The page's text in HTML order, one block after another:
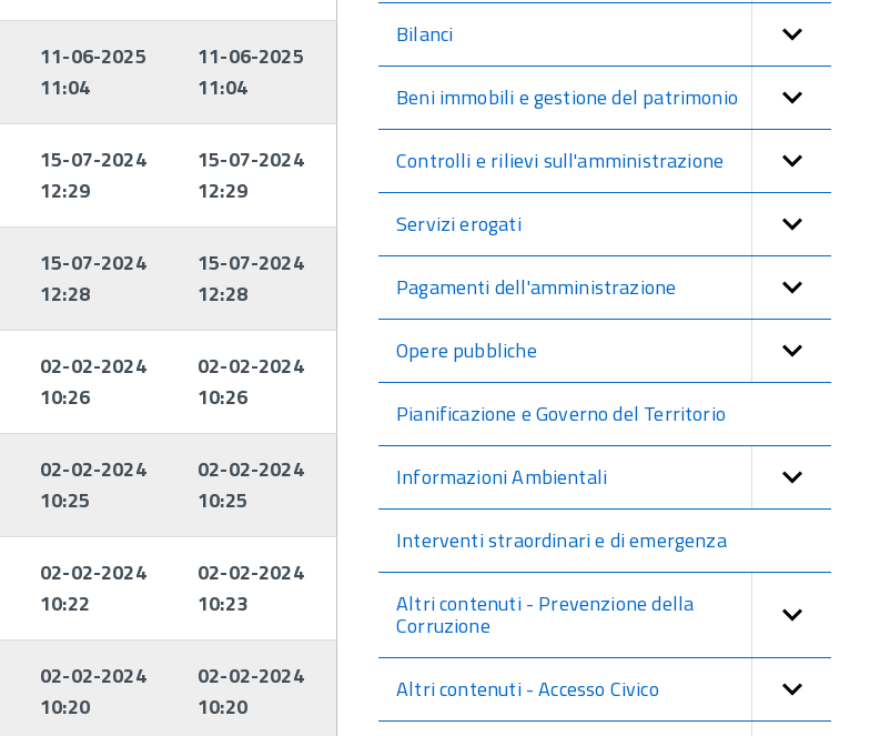
11-06-2025
11:04
11-06-2025
11:04
15-07-2024
12:29
15-07-2024
12:29
15-07-2024
12:28
15-07-2024
12:28
02-02-2024
10:26
02-02-2024
10:26
02-02-2024
10:25
02-02-2024
10:25
02-02-2024
10:22
02-02-2024
10:23
02-02-2024
10:20
02-02-2024
10:20
Bilanci
Beni immobili e gestione del patrimonio
Controlli e rilievi sull'amministrazione
Servizi erogati
Pagamenti dell'amministrazione
Opere pubbliche
Pianificazione e Governo del Territorio
Informazioni Ambientali
Interventi straordinari e di emergenza
Altri contenuti - Prevenzione della
Corruzione
Altri contenuti - Accesso Civico